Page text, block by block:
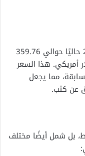
يبلغ سعر الجرام الواحد من الذهب عيار 21 حاليًا حوالي 359.76
ما يعادل تقريبًا 95.94 دولار أمريكي. هذا السعر
مما يجعل
عن كثب.
لم يقتصر على عيار 21 فقط، بل شمل أيضًا مختلف